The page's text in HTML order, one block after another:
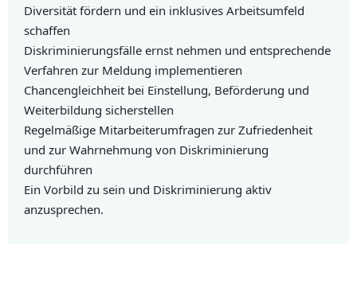
Diversität fördern und ein inklusives Arbeitsumfeld
schaffen
Diskriminierungsfälle ernst nehmen und entsprechende
Verfahren zur Meldung implementieren
Chancengleichheit bei Einstellung, Beförderung und
Weiterbildung sicherstellen
Regelmäßige Mitarbeiterumfragen zur Zufriedenheit
und zur Wahrnehmung von Diskriminierung
durchführen
Ein Vorbild zu sein und Diskriminierung aktiv
anzusprechen.